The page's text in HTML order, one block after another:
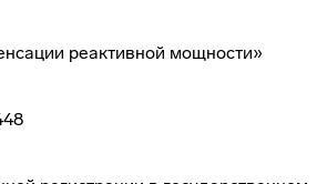
реактивной мощности»